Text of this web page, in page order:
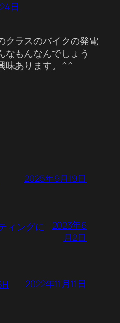
日
クラスのバイクの発電
なもんなんでしょう
味あります。^^
2025年9月19日
ィングに
2023年6
月2日
2022年11月11日